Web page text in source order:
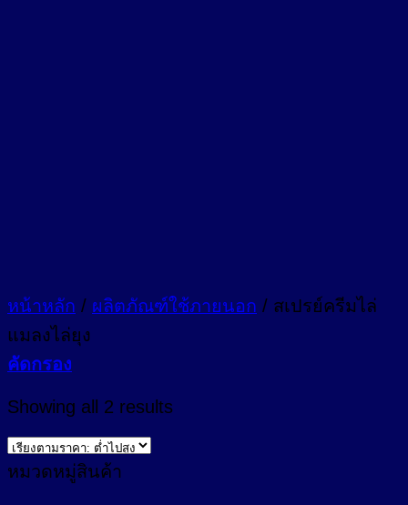
หน้าหลัก / ผลิตภัณฑ์ใช้ภายนอก / สเปรย์ครีมไล่
แมลงไล่ยุง
คัดกรอง
Showing all 2 results
หมวดหมู่สินค้า